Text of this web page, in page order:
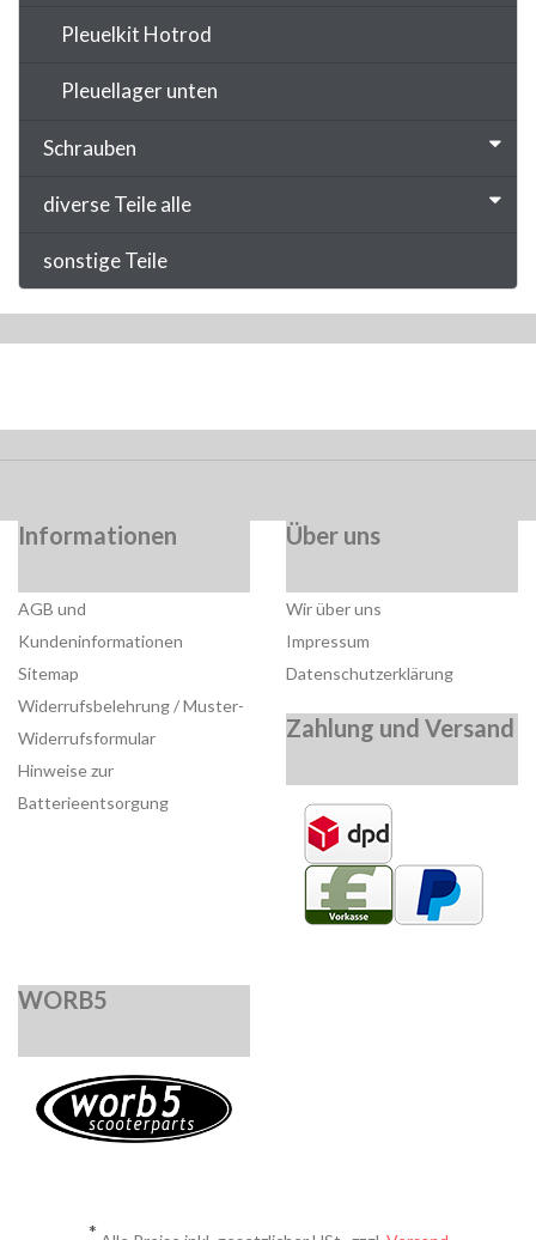
Pleuelkit Hotrod
Pleuellager unten
Schrauben
diverse Teile alle
sonstige Teile
Informationen
AGB und
Kundeninformationen
Sitemap
Widerrufsbelehrung / Muster-
Widerrufsformular
Hinweise zur
Batterieentsorgung
Über uns
Wir über uns
Impressum
Datenschutzerklärung
Zahlung und Versand
WORB5
*